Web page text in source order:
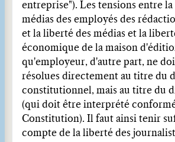
entreprise"). Les tensions entre
médias des employés des
et la liberté des médias et la
économique de la maison
qu'employeur, d'autre part, ne
résolues directement au titre du
constitutionnel, mais au titre du
(qui doit être interprété
Constitution). Il faut ainsi tenir
compte de la liberté des